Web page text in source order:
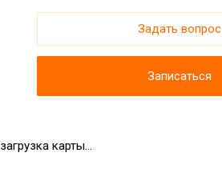
Задать вопрос
Записаться
загрузка карты...